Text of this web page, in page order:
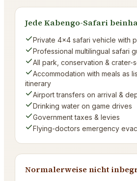
Jede Kabengo-Safari
Private 4×4 safari vehicle with
Professional multilingual safari
All park, conservation & crater-
Accommodation with meals as
itinerary
Airport transfers on arrival &
Drinking water on game drives
Government taxes & levies
Flying-doctors emergency
Normalerweise nicht